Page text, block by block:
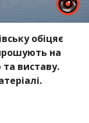
обіцяє
на
виставу.